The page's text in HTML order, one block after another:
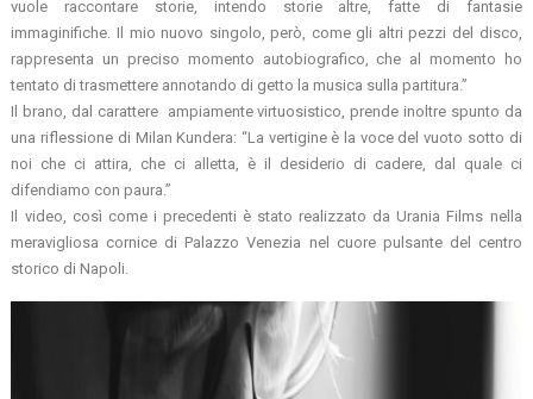
vuole raccontare storie, intendo storie altre, fatte di fantasie
immaginifiche. Il mio nuovo singolo, però, come gli altri pezzi del disco,
rappresenta un preciso momento autobiografico, che al momento ho
tentato di trasmettere annotando di getto la musica sulla partitura.”
Il brano, dal carattere ampiamente virtuosistico, prende inoltre spunto da
una riflessione di Milan Kundera: “La vertigine è la voce del vuoto sotto di
noi che ci attira, che ci alletta, è il desiderio di cadere, dal quale ci
difendiamo con paura.”
Il video, così come i precedenti è stato realizzato da Urania Films nella
meravigliosa cornice di Palazzo Venezia nel cuore pulsante del centro
storico di Napoli.